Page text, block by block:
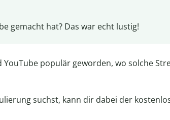
gemacht hat? Das war echt lustig!
populär geworden, wo solche
suchst, kann dir dabei der